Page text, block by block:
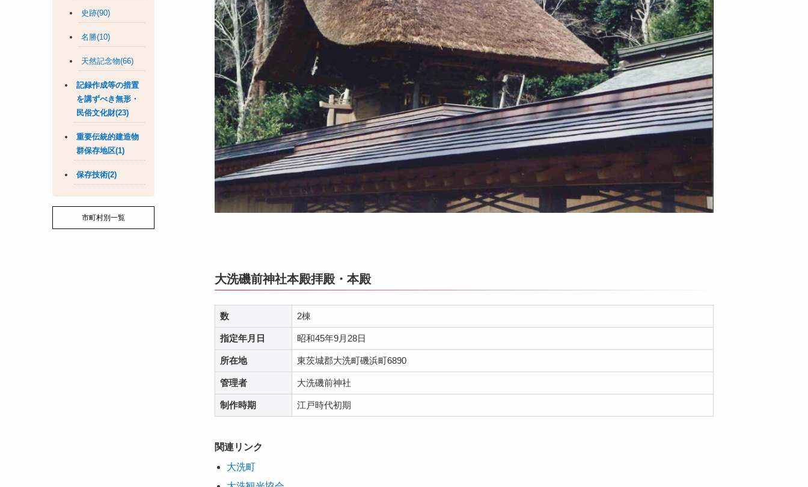
史跡(90)
名勝(10)
天然記念物(66)
記録作成等の措置
を講ずべき無形・
民俗文化財(23)
重要伝統的建造物
群保存地区(1)
保存技術(2)
市町村別一覧
大洗磯前神社本殿拝殿・本殿
数 2棟
指定年月日 昭和45年9月28日
所在地 東茨城郡大洗町磯浜町6890
管理者 大洗磯前神社
制作時期 江戸時代初期
関連リンク
大洗町